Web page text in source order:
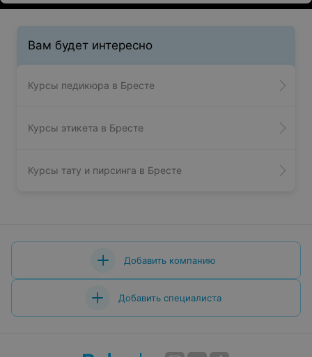
Вам будет интересно
Курсы педикюра в Бресте
Курсы этикета в Бресте
Курсы тату и пирсинга в Бресте
Добавить компанию
Добавить специалиста